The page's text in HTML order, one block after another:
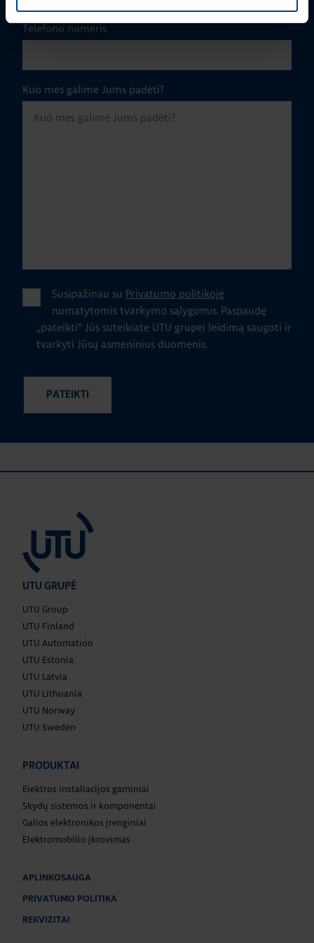
Telefono numeris
Kuo mes galime Jums padėti?
Susipažinau su Privatumo politikoje
numatytomis tvarkymo sąlygomis. Paspaudę
„pateikti" Jūs suteikiate UTU grupei leidimą saugoti ir
tvarkyti Jūsų asmeninius duomenis.
UTU GRUPĖ
UTU Group
UTU Finland
UTU Automation
UTU Estonia
UTU Latvia
UTU Lithuania
UTU Norway
UTU Sweden
PRODUKTAI
Elektros instaliacijos gaminiai
Skydų sistemos ir komponentai
Galios elektronikos įrenginiai
Elektromobilio įkrovimas
APLINKOSAUGA
PRIVATUMO POLITIKA
REKVIZITAI